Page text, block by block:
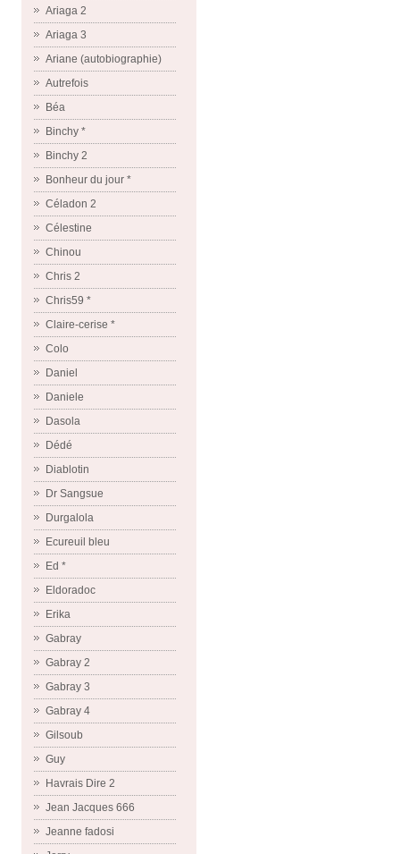
Ariaga 2
Ariaga 3
Ariane (autobiographie)
Autrefois
Béa
Binchy *
Binchy 2
Bonheur du jour *
Céladon 2
Célestine
Chinou
Chris 2
Chris59 *
Claire-cerise *
Colo
Daniel
Daniele
Dasola
Dédé
Diablotin
Dr Sangsue
Durgalola
Ecureuil bleu
Ed *
Eldoradoc
Erika
Gabray
Gabray 2
Gabray 3
Gabray 4
Gilsoub
Guy
Havrais Dire 2
Jean Jacques 666
Jeanne fadosi